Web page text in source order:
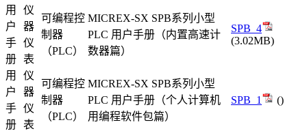
用
户
手
册
仪
器
仪
表
可编程控
制器
（PLC）
MICREX-SX SPB系列小型
PLC 用户手册（内置高速计
数器篇）
SPB_4
(3.02MB)
用
户
手
册
仪
器
仪
表
可编程控
制器
（PLC）
MICREX-SX SPB系列小型
PLC 用户手册（个人计算机
用编程软件包篇）
SPB_1 ()